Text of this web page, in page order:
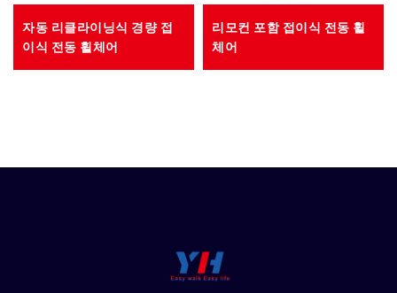
자동 리클라이닝식 경량 접
이식 전동 휠체어
리모컨 포함 접이식 전동 휠
체어